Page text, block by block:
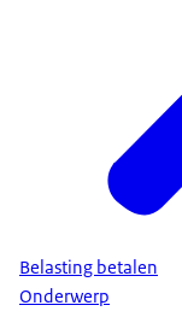
Belasting betalen
Onderwerp